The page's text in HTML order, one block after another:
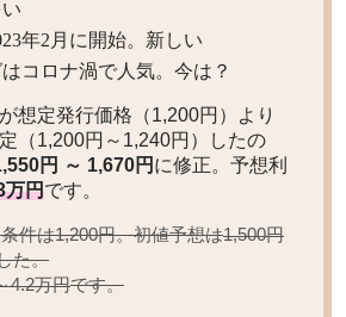
年2月に開始。新しい
コロナ渦で人気。今は？
想定発行価格（1,200円）より
（1,200円～1,240円）したの
円 ～ 1,670円 に修正。予想利
万円です。
件は1,200円。初値予想は1,500円
た。
4.2万円です。